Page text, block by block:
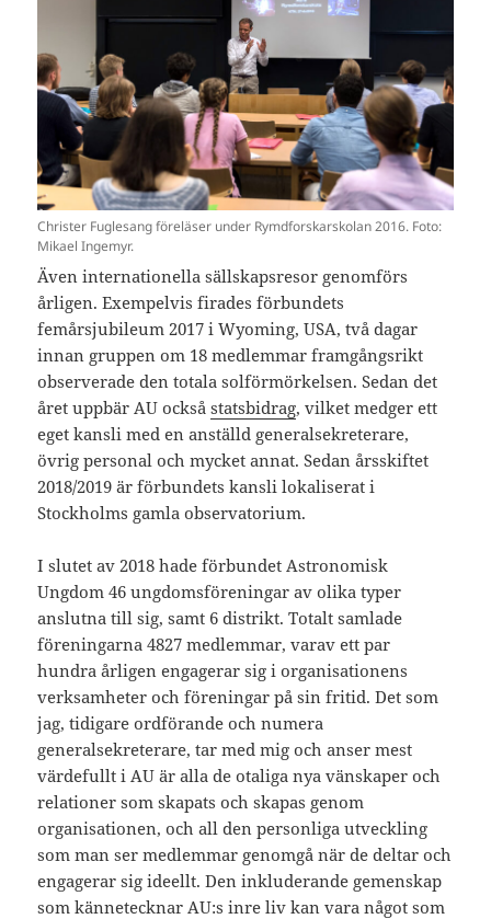
Christer Fuglesang föreläser under Rymdforskarskolan 2016. Foto:
Mikael Ingemyr.
Även internationella sällskapsresor genomförs
årligen. Exempelvis firades förbundets
femårsjubileum 2017 i Wyoming, USA, två dagar
innan gruppen om 18 medlemmar framgångsrikt
observerade den totala solförmörkelsen. Sedan det
året uppbär AU ocksåstatsbidrag, vilket medger ett
eget kansli med en anställd generalsekreterare,
övrig personal och mycket annat. Sedan årsskiftet
2018/2019 är förbundets kansli lokaliserat i
Stockholms gamla observatorium.
I slutet av 2018 hade förbundet Astronomisk
Ungdom 46 ungdomsföreningar av olika typer
anslutna till sig, samt 6 distrikt. Totalt samlade
föreningarna 4827 medlemmar, varav ett par
hundra årligen engagerar sig i organisationens
verksamheter och föreningar på sin fritid. Det som
jag, tidigare ordförande och numera
generalsekreterare, tar med mig och anser mest
värdefullt i AU är alla de otaliga nya vänskaper och
relationer som skapats och skapas genom
organisationen, och all den personliga utveckling
som man ser medlemmar genomgå när de deltar och
engagerar sig ideellt. Den inkluderande gemenskap
som kännetecknar AU:s inre liv kan vara något som